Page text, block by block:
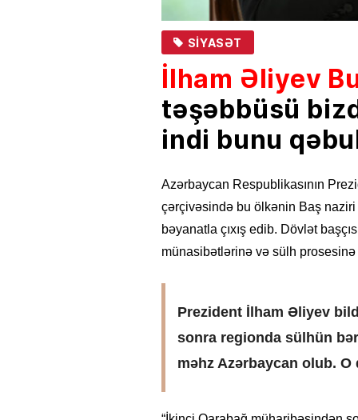
SIYASƏT
İlham Əliyev
təşəbbüsü
indi bunu
Azərbaycan Respublikasının
çərçivəsində bu ölkənin Baş
bəyanatla çıxış edib. Dövlət
münasibətlərinə və sülh
Prezident İlham Əliyev
sonra regionda sülhün
məhz Azərbaycan olub. O